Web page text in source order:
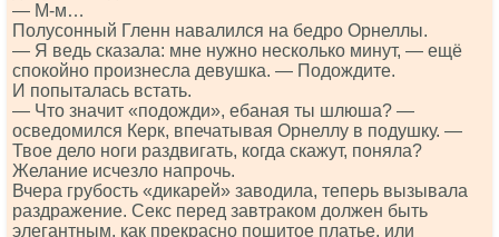
— М-м…
Полусонный Гленн навалился на бедро Орнеллы.
— Я ведь сказала: мне нужно несколько минут, — ещё
спокойно произнесла девушка. — Подождите.
И попыталась встать.
— Что значит «подожди», ебаная ты шлюша? —
осведомился Керк, впечатывая Орнеллу в подушку. —
Твое дело ноги раздвигать, когда скажут, поняла?
Желание исчезло напрочь.
Вчера грубость «дикарей» заводила, теперь вызывала
раздражение. Секс перед завтраком должен быть
элегантным, как прекрасно пошитое платье, или